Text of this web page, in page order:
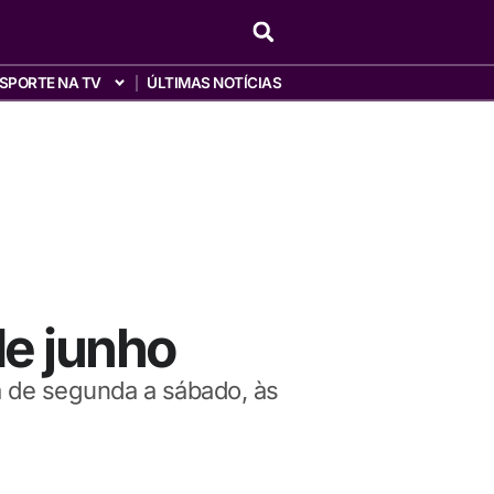
NA TV ÚLTIMAS NOTÍCIAS
junho
segunda a sábado, às